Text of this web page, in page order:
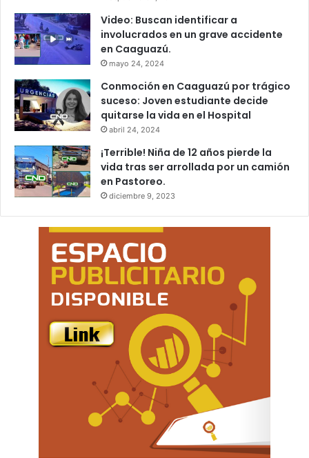
Video: Buscan identificar a
involucrados en un grave accidente
en Caaguazú.
mayo 24, 2024
Conmoción en Caaguazú por trágico
suceso: Joven estudiante decide
quitarse la vida en el Hospital
abril 24, 2024
¡Terrible! Niña de 12 años pierde la
vida tras ser arrollada por un camión
en Pastoreo.
diciembre 9, 2023